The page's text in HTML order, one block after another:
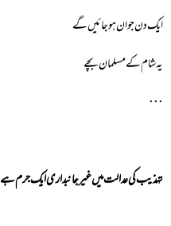
ایک دن جوان ہوجائیں گے
یہ شام کے مسلمان بچے
٠٠٠
تہذیب کی عدالت میں غیر جانبداری ایک جرم ہے